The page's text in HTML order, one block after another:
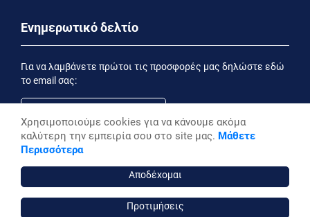
Ενημερωτικό δελτίο
Για να λαμβάνετε πρώτοι τις προσφορές μας δηλώστε εδώ
το email σας:
Εγγραφή
Έχοντας ενημερωθεί από την
επιθυμώ να λαμβάνω ενημερωτικά email
Powered by Stonewave
Χρησιμοποιούμε cookies για να κάνουμε ακόμα
καλύτερη την εμπειρία σου στο site μας. Μάθετε
Περισσότερα
Αποδέχομαι
Προτιμήσεις